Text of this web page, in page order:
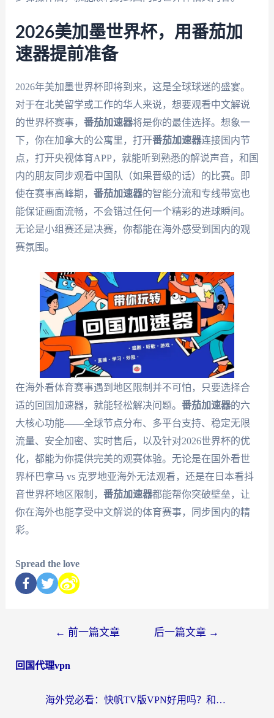
2026美加墨世界杯，用番茄加
速器提前准备
2026年美加墨世界杯即将到来，这是全球球迷的盛宴。
对于在北美留学或工作的华人来说，想要观看中文解说
的世界杯赛事， 番茄加速器将是你的最佳选择。想象一
下，你在加拿大的公寓里，打开番茄加速器连接国内节
点，打开央视体育APP，就能听到熟悉的解说声音，和国
内的朋友同步观看中国队（如果晋级的话）的比赛。即
使在赛事高峰期， 番茄加速器的智能分流和专线带宽也
能保证画面流畅，不会错过任何一个精彩的进球瞬间。
无论是小组赛还是决赛，你都能在海外感受到国内的观
赛氛围。
在海外看体育赛事遇到地区限制并不可怕，只要选择合
适的回国加速器，就能轻松解决问题。 番茄加速器的六
大核心功能——全球节点分布、多平台支持、稳定无限
流量、安全加密、实时售后，以及针对2026世界杯的优
化，都能为你提供完美的观赛体验。无论是在国外看世
界杯巴拿马 vs 克罗地亚海外无法观看，还是在日本看抖
音世界杯地区限制， 番茄加速器都能帮你突破壁垒，让
你在海外也能享受中文解说的体育赛事，同步国内的精
彩。
Spread the love
← 前一篇文章 后一篇文章 →
回国代理vpn
海外党必看：快帆TV版VPN好用吗？和快游VPN对比哪个回国效果更好？附实用避坑指南